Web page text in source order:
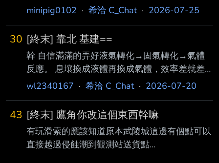
巧吧，哈哈 https://imgur.com/g8lT6c6
minipig0102 · 希洽 C_Chat· 2026-07-25
30 [終末] 靠北 基建==
幹 自信滿滿的弄好液氣轉化→固氣轉化→氣體
反應。 息壤換成液體再換成氣體，效率差就差
吧，反正終於可以做灼銅。 然後才忽然意識到
天再優化惹 本來還打算回去前面改息壤產線==
順便研究訣的裝備，長息輕護甲竟然是唯一一個
意志110的 痛苦精煉 慢慢先堆灼銅晶片了，回
頭再來研究優化息壤產線跟赫銅產線 --
wl2340167 · 希洽 C_Chat· 2026-07-20
43 [終末] 鷹角你改這個東西幹嘛
有玩滑索的應該知道原本武陵城這邊有個點可以
直接越過侵蝕潮到觀測站送貨點